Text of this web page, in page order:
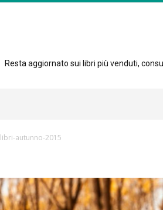
Resta aggiornato sui libri più venduti,
libri-autunno-2015